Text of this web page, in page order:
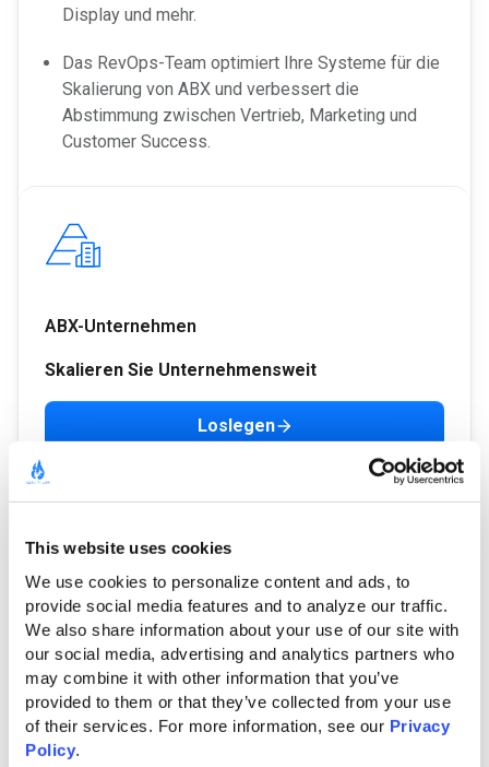
This website uses cookies
We use cookies to personalize content and ads, to
provide social media features and to analyze our traffic.
We also share information about your use of our site with
our social media, advertising and analytics partners who
may combine it with other information that you’ve
provided to them or that they’ve collected from your use
of their services. For more information, see our Privacy
Policy.
Display und mehr.
Das RevOps-Team optimiert Ihre Systeme für die
Skalierung von ABX und verbessert die
Abstimmung zwischen Vertrieb, Marketing und
Customer Success.
ABX-Unternehmen
Skalieren Sie Unternehmensweit
Loslegen
Decken Sie bis zu 50.000 Zielkonten in NAMER,
Kanäle sowie Google/Bing-Suche ab.
Alle 1:1-, 1:Wenige-, 1:Viele- und gezielten
Demand-Gen-Kampagnenstile werden unterstützt.
Arbeiten Sie mit unserem Marketing-Operations-
Team zusammen, um Ihre Systeme im GTM-Plan
zu optimieren.
Individuelle DOMO-BI-Dashboards werden